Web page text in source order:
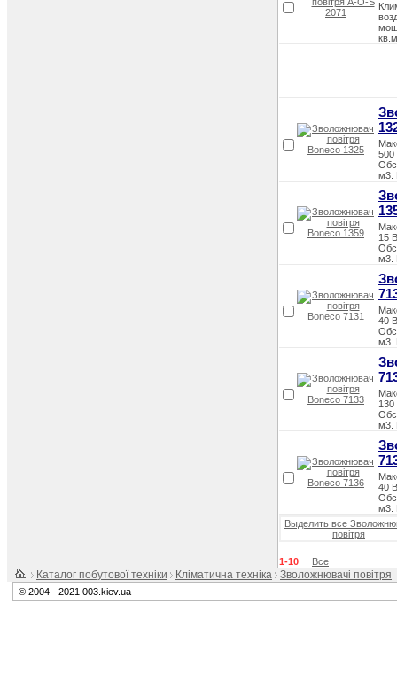
500
м3.
15
м3.
40
м3.
130
м3.
40
м3.
Выделить все
повітря
1-10 Все
Каталог побутової техніки Кліматична техніка Зволожнювачі повітря
© 2004 - 2021 003.kiev.ua